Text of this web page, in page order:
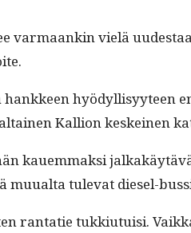
var­maankin vielä
Kallion keskeinen
kauem­mak­si
tule­vat diesel-
rantatie tukki­u­tu­isi.